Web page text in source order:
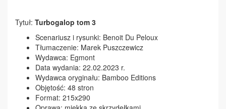
Tytuł: Turbogalop tom 3
Scenariusz i rysunki: Benoit Du Peloux
Tłumaczenie: Marek Puszczewicz
Wydawca: Egmont
Data wydania: 22.02.2023 r.
Wydawca oryginału: Bamboo Editions
Objętość: 48 stron
Format: 215x290